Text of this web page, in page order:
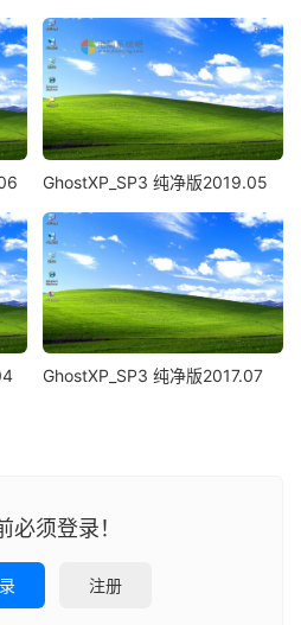
GhostXP_SP3 纯净版2019.05
GhostXP_SP3 纯净版2017.07
必须登录！
注册